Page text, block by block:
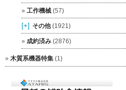
工作機械 (57)
[+] その他(1921)
成約済み (2876)
木質系機器特集 (1)